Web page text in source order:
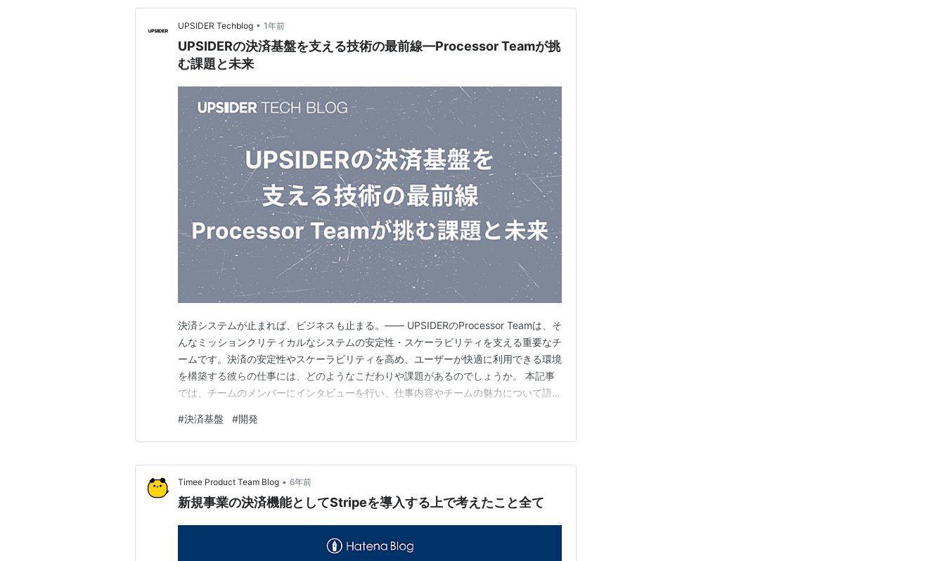
UPSIDER Techblog • 1年前
UPSIDERの決済基盤を支える技術の最前線—Processor Teamが挑
む課題と未来
決済システムが止まれば、ビジネスも止まる。—— UPSIDERのProcessor Teamは、そ
んなミッションクリティカルなシステムの安定性・スケーラビリティを支える重要なチ
ームです。決済の安定性やスケーラビリティを高め、ユーザーが快適に利用できる環境
を構築する彼らの仕事には、どのようなこだわりや課題があるのでしょうか。 本記事
では、チームのメンバーにインタビューを行い、仕事内容やチームの魅力について語っ
マネージャーとTech Leadを兼任しています。UPSIDERには入社して6年が経ち、決
済…
#決済基盤 #開発
Timee Product Team Blog • 6年前
新規事業の決済機能としてStripeを導入する上で考えたこと全て